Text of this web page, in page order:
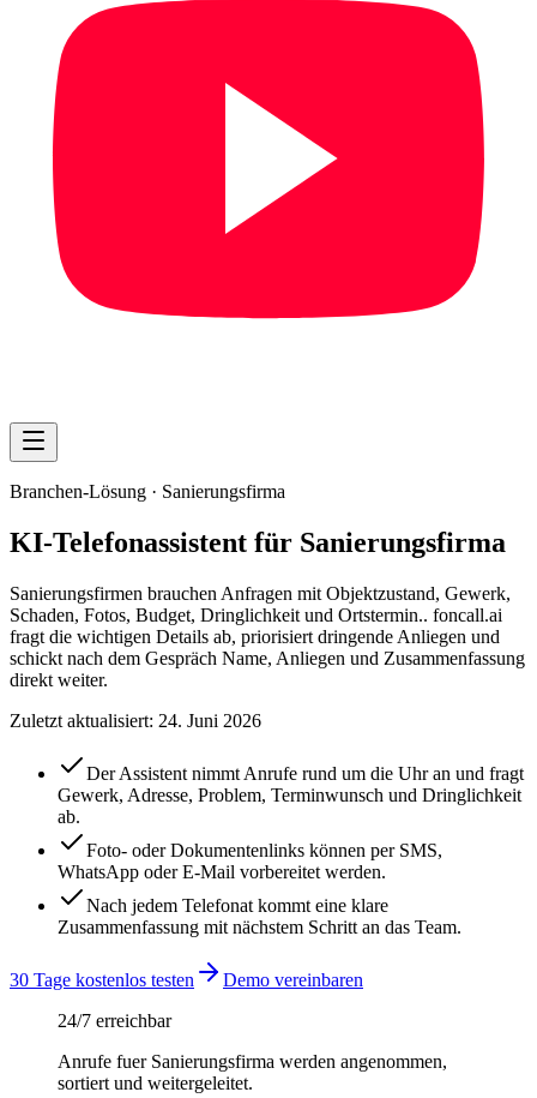
Branchen-Lösung · Sanierungsfirma
KI-Telefonassistent für Sanierungsfirma
Sanierungsfirmen brauchen Anfragen mit Objektzustand, Gewerk,
Schaden, Fotos, Budget, Dringlichkeit und Ortstermin.. foncall.ai
fragt die wichtigen Details ab, priorisiert dringende Anliegen und
schickt nach dem Gespräch Name, Anliegen und Zusammenfassung
direkt weiter.
Zuletzt aktualisiert: 24. Juni 2026
Der Assistent nimmt Anrufe rund um die Uhr an und fragt
Gewerk, Adresse, Problem, Terminwunsch und Dringlichkeit
ab.
Foto- oder Dokumentenlinks können per SMS,
WhatsApp oder E-Mail vorbereitet werden.
Nach jedem Telefonat kommt eine klare
Zusammenfassung mit nächstem Schritt an das Team.
30 Tage kostenlos testen
Demo vereinbaren
24/7 erreichbar
Anrufe fuer Sanierungsfirma werden angenommen,
sortiert und weitergeleitet.